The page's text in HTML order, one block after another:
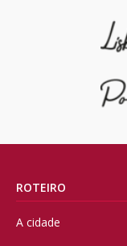
ROTEIRO
A cidade